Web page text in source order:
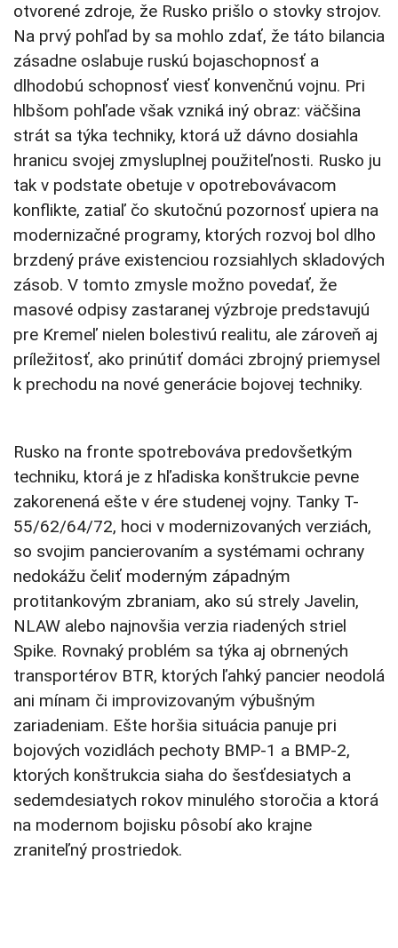
otvorené zdroje, že Rusko prišlo o stovky strojov.
Na prvý pohľad by sa mohlo zdať, že táto bilancia
zásadne oslabuje ruskú bojaschopnosť a
dlhodobú schopnosť viesť konvenčnú vojnu. Pri
hlbšom pohľade však vzniká iný obraz: väčšina
strát sa týka techniky, ktorá už dávno dosiahla
hranicu svojej zmysluplnej použiteľnosti. Rusko ju
tak v podstate obetuje v opotrebovávacom
konflikte, zatiaľ čo skutočnú pozornosť upiera na
modernizačné programy, ktorých rozvoj bol dlho
brzdený práve existenciou rozsiahlych skladových
zásob. V tomto zmysle možno povedať, že
masové odpisy zastaranej výzbroje predstavujú
pre Kremeľ nielen bolestivú realitu, ale zároveň aj
príležitosť, ako prinútiť domáci zbrojný priemysel
k prechodu na nové generácie bojovej techniky.
Rusko na fronte spotrebováva predovšetkým
techniku, ktorá je z hľadiska konštrukcie pevne
zakorenená ešte v ére studenej vojny. Tanky T-
55/62/64/72, hoci v modernizovaných verziách,
so svojim pancierovaním a systémami ochrany
nedokážu čeliť moderným západným
protitankovým zbraniam, ako sú strely Javelin,
NLAW alebo najnovšia verzia riadených striel
Spike. Rovnaký problém sa týka aj obrnených
transportérov BTR, ktorých ľahký pancier neodolá
ani mínam či improvizovaným výbušným
zariadeniam. Ešte horšia situácia panuje pri
bojových vozidlách pechoty BMP-1 a BMP-2,
ktorých konštrukcia siaha do šesťdesiatych a
sedemdesiatych rokov minulého storočia a ktorá
na modernom bojisku pôsobí ako krajne
zraniteľný prostriedok.